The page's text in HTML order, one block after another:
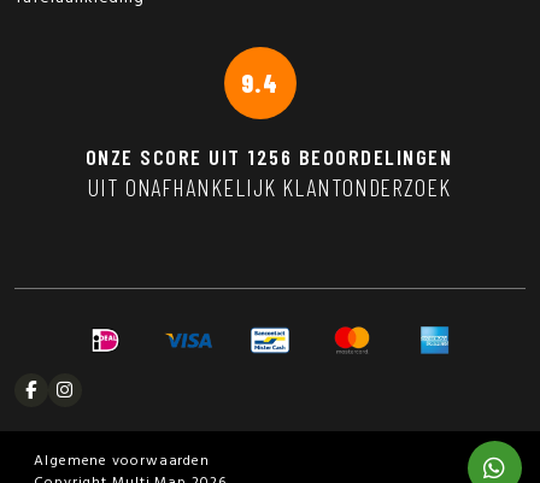
9.4
ONZE SCORE UIT 1256 BEOORDELINGEN
UIT ONAFHANKELIJK KLANTONDERZOEK
Algemene voorwaarden